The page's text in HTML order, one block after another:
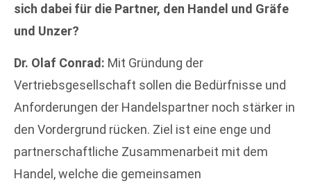
sich dabei für die Partner, den Handel und Gräfe
und Unzer?
Dr. Olaf Conrad: Mit Gründung der
Vertriebsgesellschaft sollen die Bedürfnisse und
Anforderungen der Handelspartner noch stärker in
den Vordergrund rücken. Ziel ist eine enge und
partnerschaftliche Zusammenarbeit mit dem
Handel, welche die gemeinsamen